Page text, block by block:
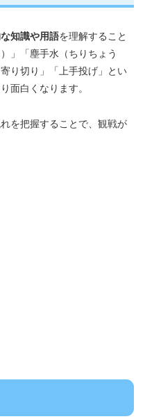
知識や用語を理解すること
」「塵手水（ちりちょう
り切り」「上手投げ」とい
面白くなります。
を把握することで、観戦が